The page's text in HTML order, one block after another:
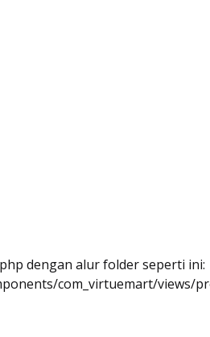
dengan alur folder seperti ini:
com_virtuemart/views/